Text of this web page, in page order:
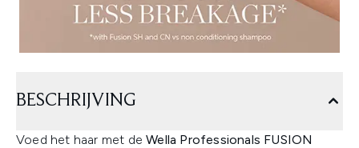
BESCHRIJVING
Voed het haar met deWella Professionals FUSION